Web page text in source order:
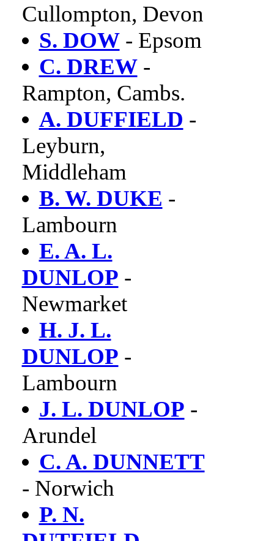
Cullompton, Devon
S. DOW- Epsom
C. DREW-
Rampton, Cambs.
A. DUFFIELD -
Leyburn,
Middleham
B. W. DUKE -
Lambourn
E. A. L.
DUNLOP -
Newmarket
H. J. L.
DUNLOP -
Lambourn
J. L. DUNLOP -
Arundel
C. A. DUNNETT
- Norwich
P. N.